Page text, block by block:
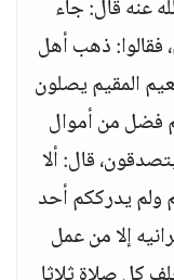
عنه قال: جاء
فقالوا: ذهب أهل
المقيم يصلون
فضل من أموال
قال: ألا
يدرككم أحد
إلا من عمل